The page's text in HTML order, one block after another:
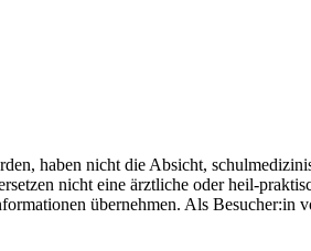
haben nicht die Absicht,
nicht eine ärztliche oder heil-
übernehmen. Als Besucher:in